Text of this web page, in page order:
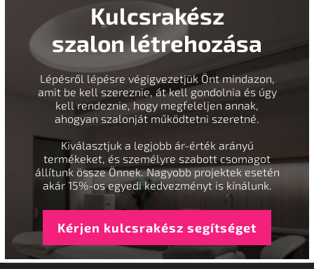
Kulcsrakész
szalon létrehozása
Lépésről lépésre végigvezetjük Önt mindazon,
amit be kell szereznie, át kell gondolnia és úgy
kell rendeznie, hogy megfeleljen annak,
ahogyan szalonját működtetni szeretné.
Kiválasztjuk a legjobb ár-érték arányú
termékeket, és személyre szabott csomagot
állítunk össze Önnek. Nagyobb projektek esetén
akár 15%-os egyedi kedvezményt is kínálunk.
Kérjen kulcsrakész segítséget